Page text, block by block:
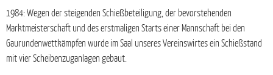
1984: Wegen der steigenden Schießbeteiligung, der bevorstehenden
Marktmeisterschaft und des erstmaligen Starts einer Mannschaft bei den
Gaurundenwettkämpfen wurde im Saal unseres Vereinswirtes ein Schießstand
mit vier Scheibenzuganlagen gebaut.